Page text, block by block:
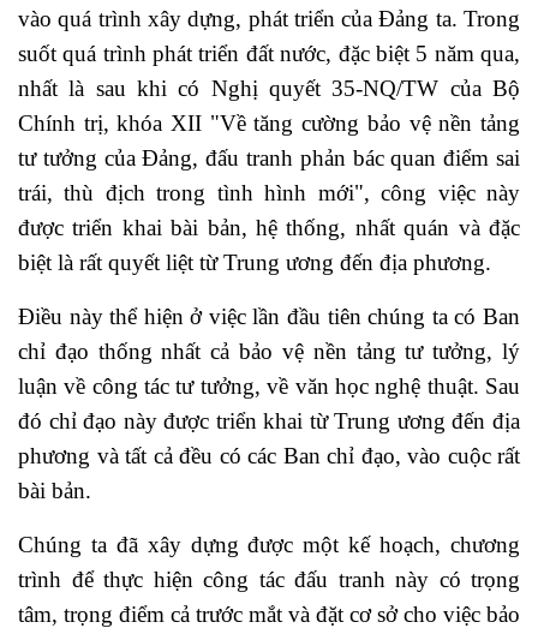
vào quá trình xây dựng, phát triển của Đảng ta. Trong
suốt quá trình phát triển đất nước, đặc biệt 5 năm qua,
nhất là sau khi có Nghị quyết 35-NQ/TW của Bộ
Chính trị, khóa XII "Về tăng cường bảo vệ nền tảng
tư tưởng của Đảng, đấu tranh phản bác quan điểm sai
trái, thù địch trong tình hình mới", công việc này
được triển khai bài bản, hệ thống, nhất quán và đặc
biệt là rất quyết liệt từ Trung ương đến địa phương.
Điều này thể hiện ở việc lần đầu tiên chúng ta có Ban
chỉ đạo thống nhất cả bảo vệ nền tảng tư tưởng, lý
luận về công tác tư tưởng, về văn học nghệ thuật. Sau
đó chỉ đạo này được triển khai từ Trung ương đến địa
phương và tất cả đều có các Ban chỉ đạo, vào cuộc rất
bài bản.
Chúng ta đã xây dựng được một kế hoạch, chương
trình để thực hiện công tác đấu tranh này có trọng
tâm, trọng điểm cả trước mắt và đặt cơ sở cho việc bảo